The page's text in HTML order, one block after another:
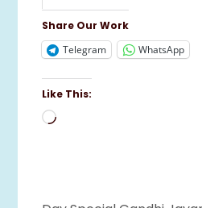
Share Our Work
Telegram
WhatsApp
Like This:
Loading…